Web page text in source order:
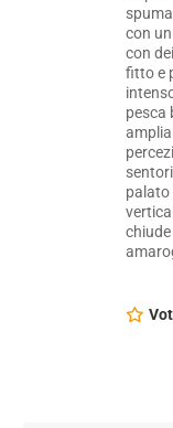
con
con
fitto e
pesca
palato